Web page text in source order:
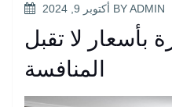
POSTED أكتوبر 9, 2024 BYADMIN
بأسعار لا تقبل
المنافسة